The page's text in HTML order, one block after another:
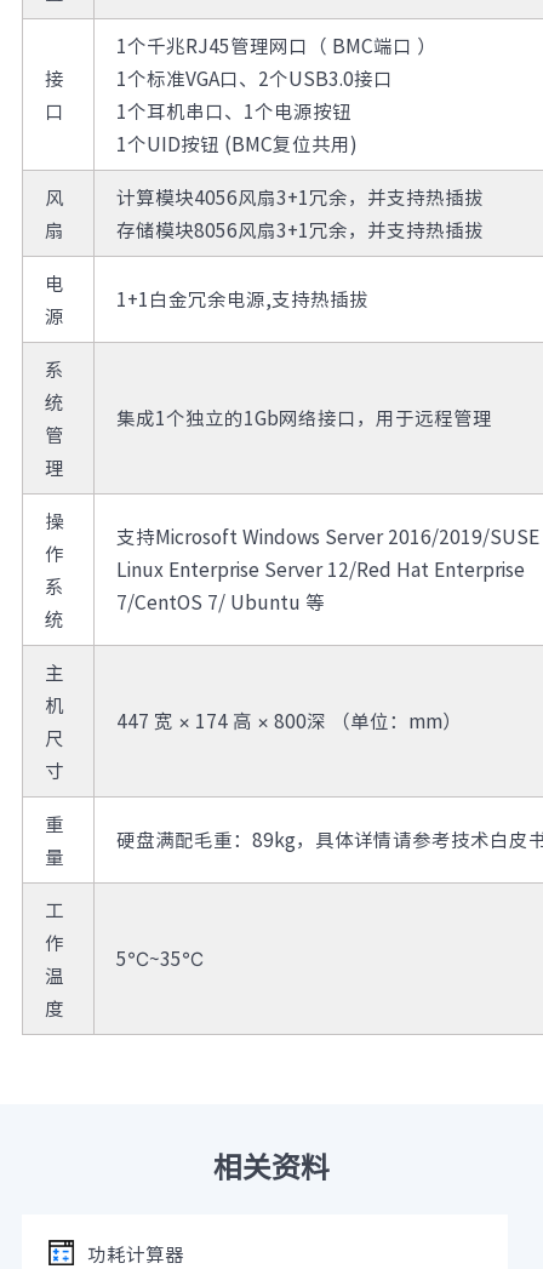
接
口
1个千兆RJ45管理网口（ BMC端口 ）
1个标准VGA口、2个USB3.0接口
1个耳机串口、1个电源按钮
1个UID按钮 (BMC复位共用)
风
扇
计算模块4056风扇3+1冗余，并支持热插拔
存储模块8056风扇3+1冗余，并支持热插拔
电
源
1+1白金冗余电源,支持热插拔
系
统
管
理
集成1个独立的1Gb网络接口，用于远程管理
操
作
系
统
支持Microsoft Windows Server 2016/2019/SUSE
Linux Enterprise Server 12/Red Hat Enterprise
7/CentOS 7/ Ubuntu 等
主
机
尺
寸
447 宽 × 174 高 × 800深 （单位：mm）
重
量
硬盘满配毛重：89kg，具体详情请参考技术白皮
工
作
温
度
5℃~35℃
相关资料
功耗计算器